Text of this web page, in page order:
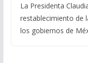
La Presidenta
restablecimiento de
los gobiernos de